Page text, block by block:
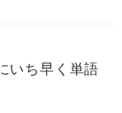
いち早く単語